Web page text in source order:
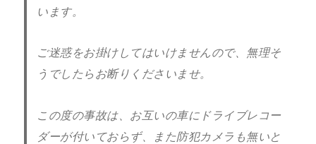
います。
ご迷惑をお掛けしてはいけませんので、無理そ
うでしたらお断りくださいませ。
この度の事故は、お互いの車にドライブレコー
ダーが付いておらず、また防犯カメラも無いと